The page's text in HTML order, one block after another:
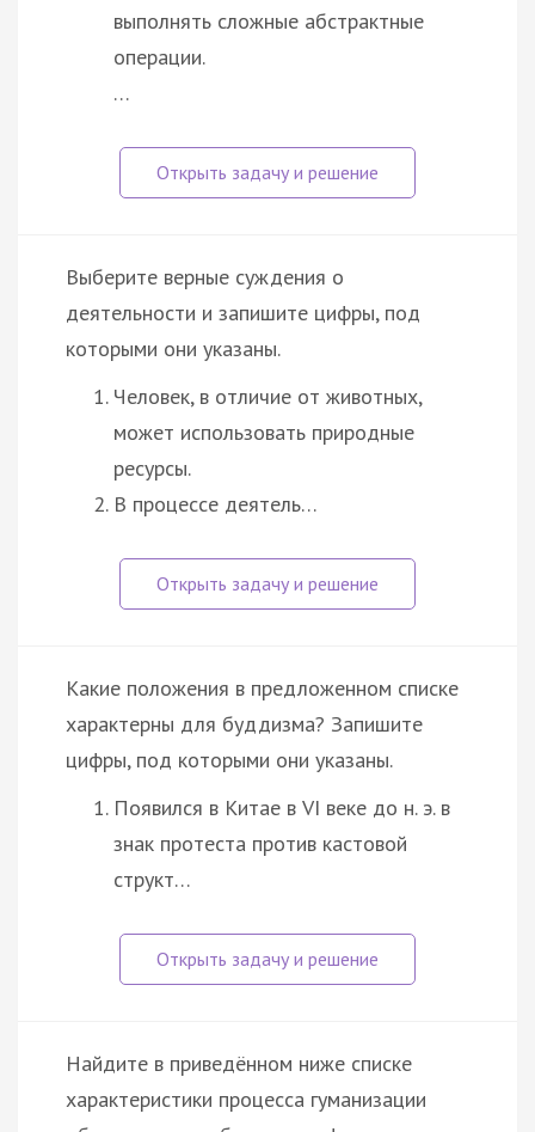
выполнять сложные абстрактные
операции.
…
Выберите верные суждения о
деятельности и запишите цифры, под
которыми они указаны.
Человек, в отличие от животных,
может использовать природные
ресурсы.
В процессе деятель…
Какие положения в предложенном списке
характерны для буддизма? Запишите
цифры, под которыми они указаны.
Появился в Китае в VI веке до н. э. в
знак протеста против кастовой
структ…
Найдите в приведённом ниже списке
характеристики процесса гуманизации